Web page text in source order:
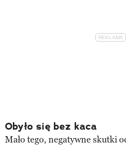
Obyło się bez kaca
Mało tego, negatywne skutki